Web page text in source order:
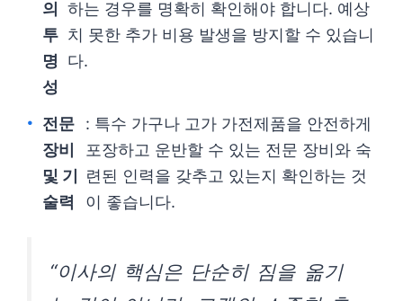
의
투
명
성
하는 경우를 명확히 확인해야 합니다. 예상
치 못한 추가 비용 발생을 방지할 수 있습니
다.
전문
장비
및 기
술력
: 특수 가구나 고가 가전제품을 안전하게
포장하고 운반할 수 있는 전문 장비와 숙
련된 인력을 갖추고 있는지 확인하는 것
이 좋습니다.
“이사의 핵심은 단순히 짐을 옮기